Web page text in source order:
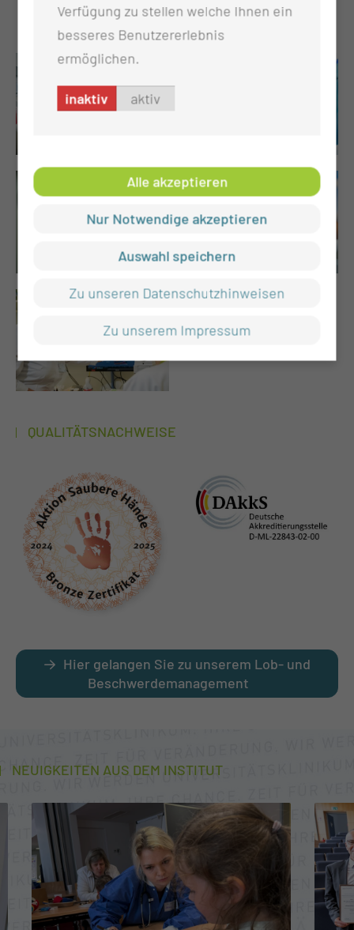
durchgeführt.
QUALITÄTSNACHWEISE
Hier gelangen Sie zu unserem Lob- und
Beschwerdemanagement
NEUIGKEITEN AUS DEM INSTITUT
Verfügung zu stellen welche Ihnen ein
besseres Benutzererlebnis
ermöglichen.
inaktiv aktiv
Alle akzeptieren
Nur Notwendige akzeptieren
Auswahl speichern
Zu unseren Datenschutzhinweisen
Zu unserem Impressum